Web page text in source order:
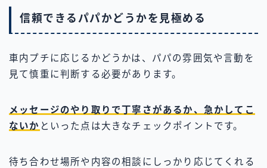
信頼できるパパかどうかを見極める
車内プチに応じるかどうかは、パパの雰囲気や言動を
見て慎重に判断する必要があります。
メッセージのやり取りで丁寧さがあるか、急かしてこ
ないか といった点は大きなチェックポイントです。
待ち合わせ場所や内容の相談にしっかり応じてくれる